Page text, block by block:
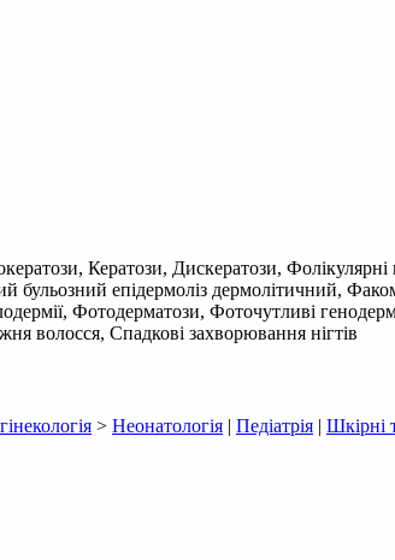
Кератози, Дискератози,
бульозний епідермоліз дермолітичний,
Фотодерматози, Фоточутливі
волосся, Спадкові захворювання нігтів
> Неонатологія | Педіатрія | Шкірні